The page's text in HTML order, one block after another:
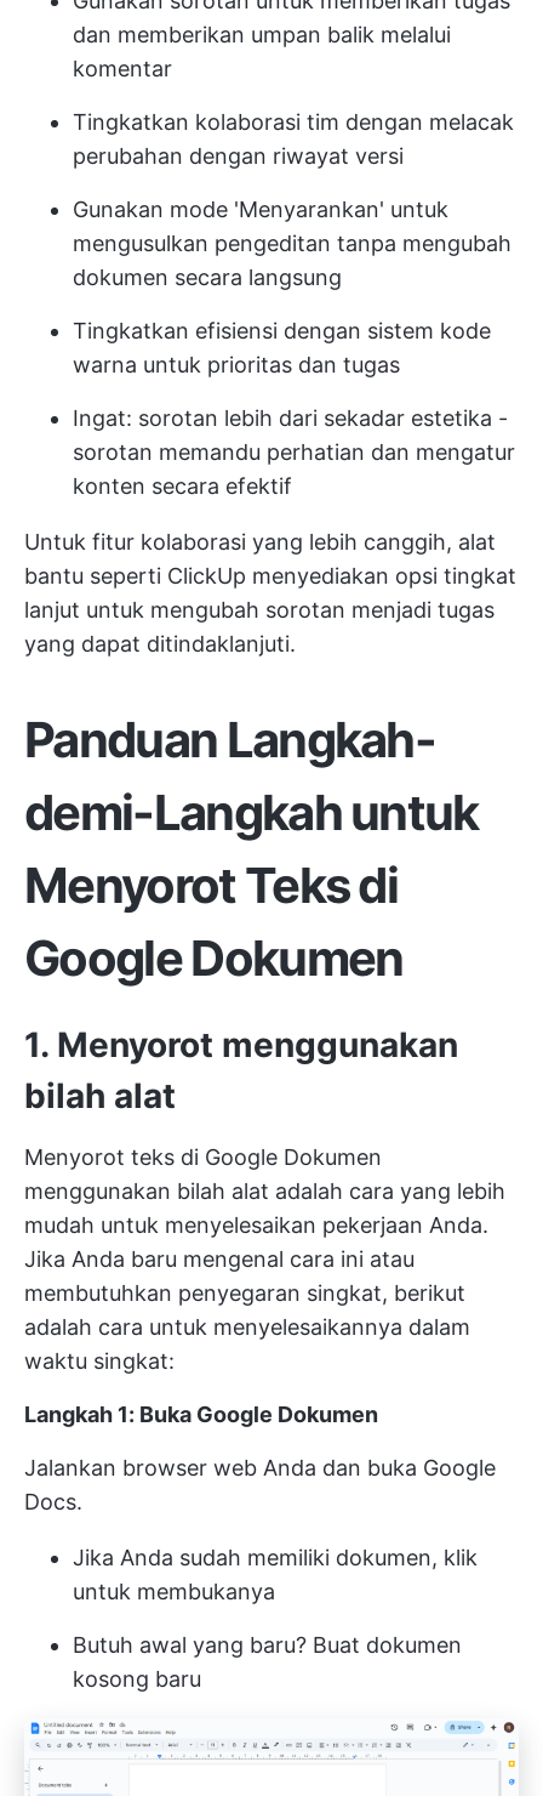
dan memberikan umpan balik melalui
komentar
Tingkatkan kolaborasi tim dengan melacak
perubahan dengan riwayat versi
Gunakan mode 'Menyarankan' untuk
mengusulkan pengeditan tanpa mengubah
dokumen secara langsung
Tingkatkan efisiensi dengan sistem kode
warna untuk prioritas dan tugas
Ingat: sorotan lebih dari sekadar estetika -
sorotan memandu perhatian dan mengatur
konten secara efektif
Untuk fitur kolaborasi yang lebih canggih, alat
bantu seperti ClickUp menyediakan opsi tingkat
lanjut untuk mengubah sorotan menjadi tugas
yang dapat ditindaklanjuti.
Panduan Langkah-
demi-Langkah untuk
Menyorot Teks di
Google Dokumen
1. Menyorot menggunakan
bilah alat
Menyorot teks di Google Dokumen
menggunakan bilah alat adalah cara yang lebih
mudah untuk menyelesaikan pekerjaan Anda.
Jika Anda baru mengenal cara ini atau
membutuhkan penyegaran singkat, berikut
adalah cara untuk menyelesaikannya dalam
waktu singkat:
Langkah 1: Buka Google Dokumen
Jalankan browser web Anda dan buka Google
Docs.
Jika Anda sudah memiliki dokumen, klik
untuk membukanya
Butuh awal yang baru? Buat dokumen
kosong baru